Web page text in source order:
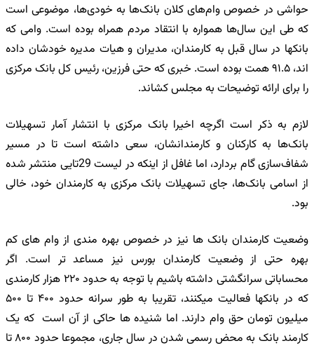
حواشی در خصوص وام‌های کلان بانک‌ها به خودی‌ها، موضوعی است
که طی این سال‌ها همواره با انتقاد مردم همراه بوده است. وامی که
بانکها در سال قبل به کارمندان، مدیران و هیات مدیره خودشان داده
اند، ۹۱.۵ همت بوده است. خبری که حتی فرزین، رئیس کل بانک مرکزی
را برای ارائه توضیحات به مجلس کشاند.
لازم به ذکر است اگرچه اخیرا بانک مرکزی با انتشار آمار تسهیلات
بانک‌ها به کارکنان و کارمندانشان، سعی داشته است تا در مسیر
شفاف‌سازی گام بردارد، اما غافل از اینکه در لیست 29تایی منتشر شده
از اسامی بانک‌ها، جای تسهیلات بانک مرکزی به کارمندان خود، خالی
بود.
وضعیت کارمندان بانک ها نیز در خصوص بهره مندی از وام های کم
بهره حتی از وضعیت کارمندان بورس نیز مساعد تر است. اگر
محساباتی سرانگشتی داشته باشیم با توجه به حدود ۲۲۰ هزار کارمندی
که در بانکها فعالیت میکنند، تقریبا به طور سرانه حدود ۴۰۰ تا ۵۰۰
میلیون تومان حق وام دارند. اما شنیده ها حاکی از آن است که یک
کارمند بانک به محض رسمی شدن در سال جاری، مجموعا حدود ۸۰۰ تا